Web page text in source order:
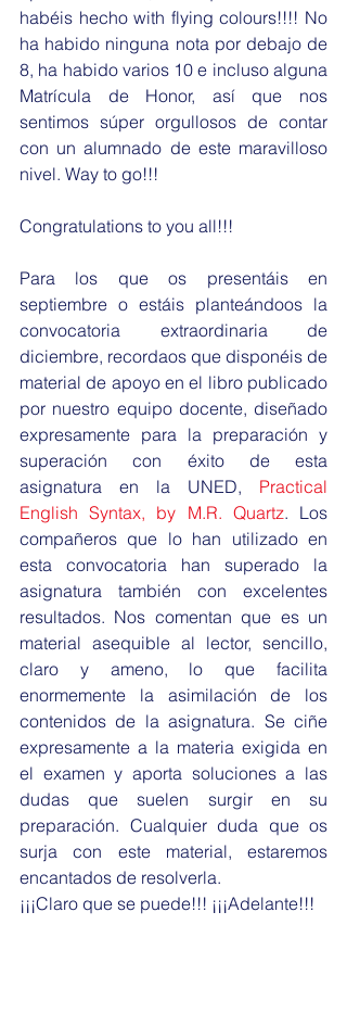
habéis hecho with flying colours!!!! No
ha habido ninguna nota por debajo de
8, ha habido varios 10 e incluso alguna
Matrícula de Honor, así que nos
sentimos súper orgullosos de contar
con un alumnado de este maravilloso
nivel. Way to go!!!
Congratulations to you all!!!
Para los que os presentáis en
septiembre o estáis planteándoos la
convocatoria extraordinaria de
diciembre, recordaos que disponéis de
material de apoyo en el libro publicado
por nuestro equipo docente, diseñado
expresamente para la preparación y
superación con éxito de esta
asignatura en la UNED, Practical
English Syntax, by M.R. Quartz. Los
compañeros que lo han utilizado en
esta convocatoria han superado la
asignatura también con excelentes
resultados. Nos comentan que es un
material asequible al lector, sencillo,
claro y ameno, lo que facilita
enormemente la asimilación de los
contenidos de la asignatura. Se ciñe
expresamente a la materia exigida en
el examen y aporta soluciones a las
dudas que suelen surgir en su
preparación. Cualquier duda que os
surja con este material, estaremos
encantados de resolverla.
¡¡¡Claro que se puede!!! ¡¡¡Adelante!!!